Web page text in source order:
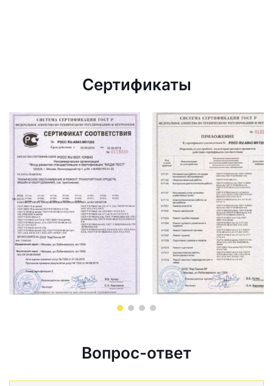
Сертификаты
Вопрос-ответ